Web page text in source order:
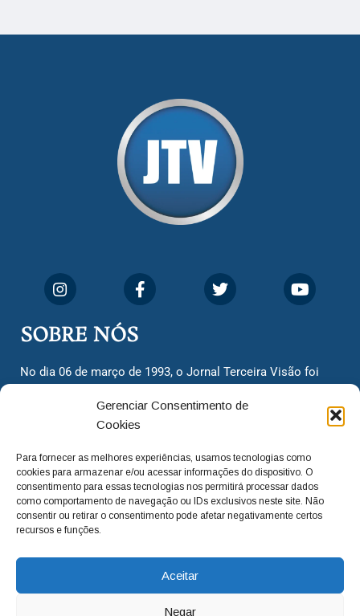
Gerenciar Consentimento de
Cookies
Para fornecer as melhores experiências, usamos tecnologias como
cookies para armazenar e/ou acessar informações do dispositivo. O
consentimento para essas tecnologias nos permitirá processar dados
como comportamento de navegação ou IDs exclusivos neste site. Não
consentir ou retirar o consentimento pode afetar negativamente certos
recursos e funções.
Aceitar
Negar
SOBRE NÓS
No dia 06 de março de 1993, o Jornal Terceira Visão foi
cidadãos valinhenses, já que naquela época só existiam
dois jornais. Há mais de 30 anos, o jornal continua
com o foco de trazer as melhores notícias. Nunca
deixamos de lado as necessidades do cidadão, sempre
questionando os órgãos públicos em busca de melhorias
para a cidade e sempre cobrando resoluções para casos
adm@jtv.com.br (19) 3929-6225